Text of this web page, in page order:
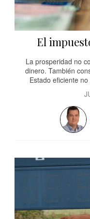
El
La prosperidad no
dinero. También
Estado eficiente